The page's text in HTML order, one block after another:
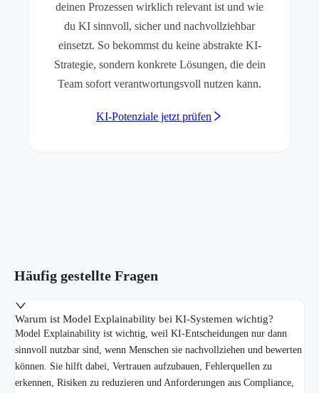
deinen Prozessen wirklich relevant ist und wie
du KI sinnvoll, sicher und nachvollziehbar
einsetzt. So bekommst du keine abstrakte KI-
Strategie, sondern konkrete Lösungen, die dein
Team sofort verantwortungsvoll nutzen kann.
KI-Potenziale jetzt prüfen
Häufig gestellte Fragen
Warum ist Model Explainability bei KI-Systemen wichtig?
Model Explainability ist wichtig, weil KI-Entscheidungen nur dann
sinnvoll nutzbar sind, wenn Menschen sie nachvollziehen und bewerten
können. Sie hilft dabei, Vertrauen aufzubauen, Fehlerquellen zu
erkennen, Risiken zu reduzieren und Anforderungen aus Compliance,